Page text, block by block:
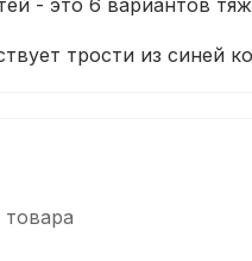
- это 6 вариантов
трости из синей